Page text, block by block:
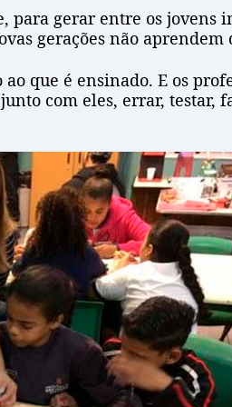
gerar entre os jovens
gerações não
que é ensinado. E os
com eles, errar, testar,